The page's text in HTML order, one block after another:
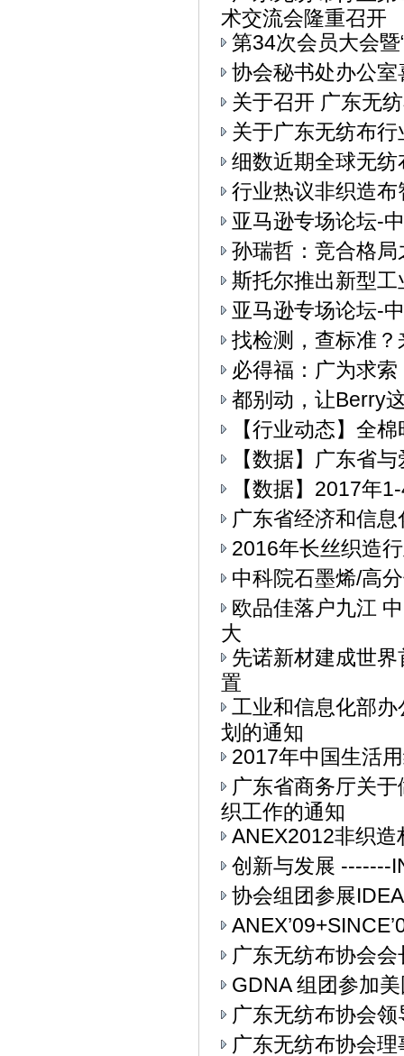
术交流会隆重召开
第34次会员大会
协会秘书处办公室
关于召开 广东无
关于广东无纺布
细数近期全球无
行业热议非织造布
亚马逊专场论坛-
孙瑞哲：竞合格
斯托尔推出新型
亚马逊专场论坛-
找检测，查标准
必得福：广为求
都别动，让Berry
【行业动态】全
【数据】广东省
【数据】2017年
广东省经济和信
2016年长丝织造
中科院石墨烯/高
欧品佳落户九江
大
先诺新材建成世
置
工业和信息化部办
划的通知
2017年中国生活
广东省商务厅关
织工作的通知
ANEX2012非织
创新与发展 -------
协会组团参展
广东无纺布协会
GDNA 组团参加
广东无纺布协会
广东无纺布协会